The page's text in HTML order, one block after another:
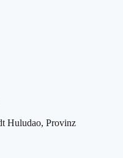
Huludao, Provinz